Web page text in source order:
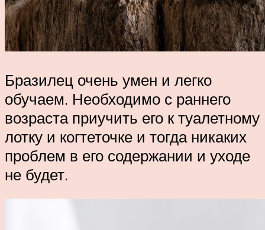
Бразилец очень умен и легко
обучаем. Необходимо с раннего
возраста приучить его к туалетному
лотку и когтеточке и тогда никаких
проблем в его содержании и уходе
не будет.